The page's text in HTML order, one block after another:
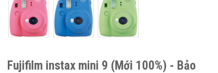
Fujifilm instax mini 9 (Mới 100%) - Bảo